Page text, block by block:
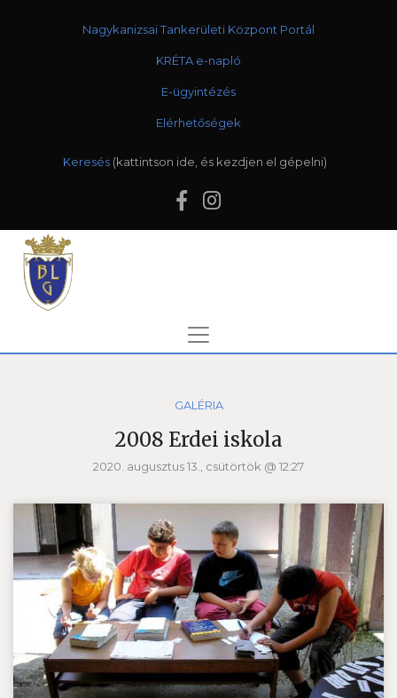
Nagykanizsai Tankerületi Központ Portál
KRÉTA e-napló
E-ügyintézés
Elérhetőségek
Keresés
GALÉRIA
2008 Erdei iskola
2020. augusztus 13., csütörtök @ 12:27